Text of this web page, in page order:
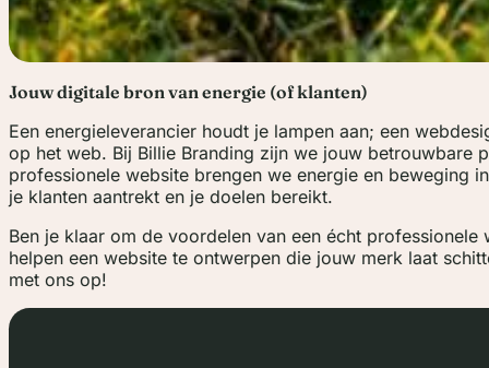
Jouw digitale bron van energie (of klanten)
Een energieleverancier houdt je lampen aan; een
op het web. Bij Billie Branding zijn we jouw betrouwbare
professionele website brengen we energie en beweging
je klanten aantrekt en je doelen bereikt.
Ben je klaar om de voordelen van een écht professionele
helpen een website te ontwerpen die jouw merk laat
met ons op!